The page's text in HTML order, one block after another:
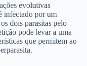
evolutivas
infectado por um
dois parasitas pelo
pode levar a uma
que permitem ao